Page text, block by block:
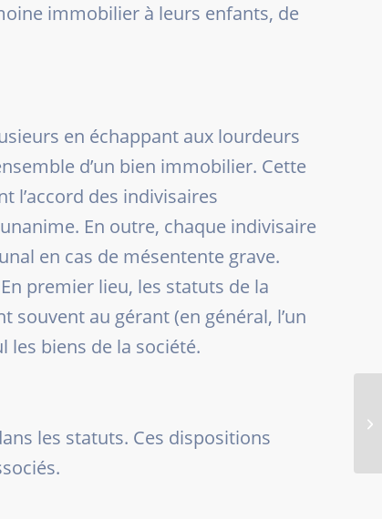
immobilier à leurs enfants, de
en échappant aux lourdeurs
d’un bien immobilier. Cette
l’accord des indivisaires
En outre, chaque indivisaire
en cas de mésentente grave.
premier lieu, les statuts de la
au gérant (en général, l’un
les biens de la société.
les statuts. Ces dispositions